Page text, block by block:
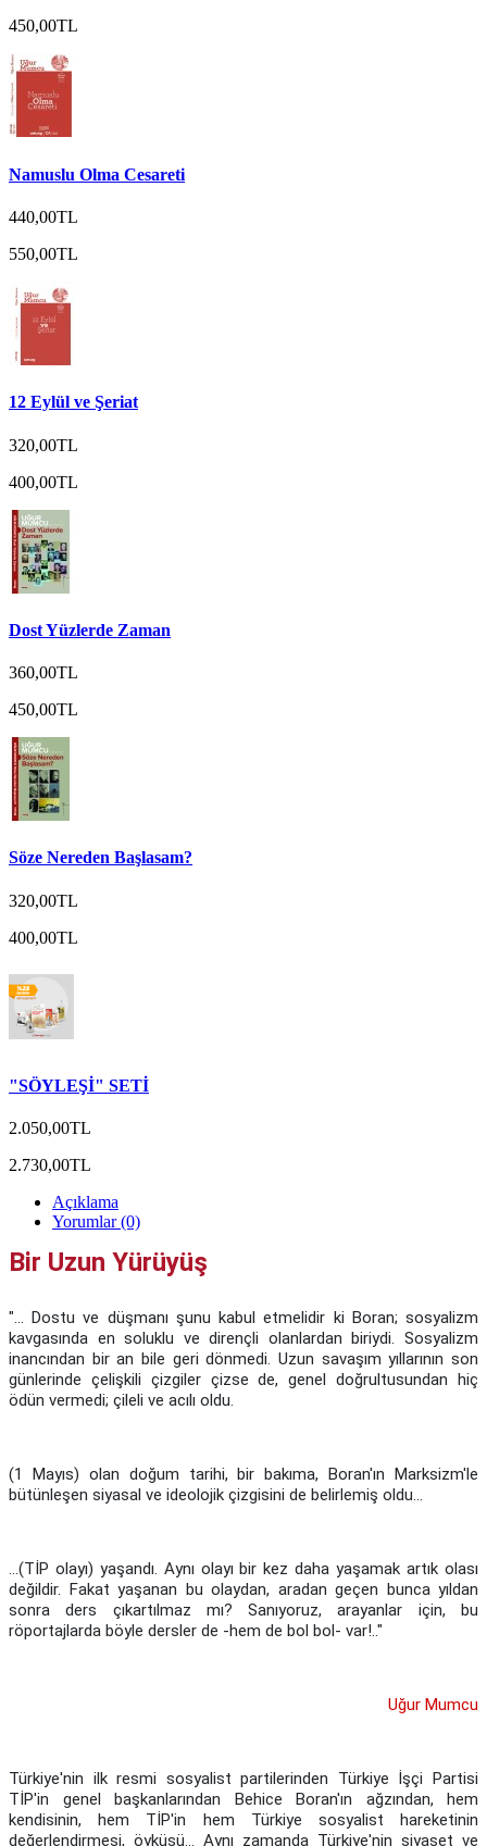
450,00TL
Namuslu Olma Cesareti
440,00TL
550,00TL
12 Eylül ve Şeriat
320,00TL
400,00TL
Dost Yüzlerde Zaman
360,00TL
450,00TL
Söze Nereden Başlasam?
320,00TL
400,00TL
"SÖYLEŞİ" SETİ
2.050,00TL
2.730,00TL
Açıklama
Yorumlar (0)
Bir Uzun Yürüyüş
"... Dostu ve düşmanı şunu kabul etmelidir ki Boran; sosyalizm
kavgasında en soluklu ve dirençli olanlardan biriydi. Sosyalizm
inancından bir an bile geri dönmedi. Uzun savaşım yıllarının son
günlerinde çelişkili çizgiler çizse de, genel doğrultusundan hiç
ödün vermedi; çileli ve acılı oldu.
(1 Mayıs) olan doğum tarihi, bir bakıma, Boran'ın Marksizm'le
bütünleşen siyasal ve ideolojik çizgisini de belirlemiş oldu...
...(TİP olayı) yaşandı. Aynı olayı bir kez daha yaşamak artık olası
değildir. Fakat yaşanan bu olaydan, aradan geçen bunca yıldan
sonra ders çıkartılmaz mı? Sanıyoruz, arayanlar için, bu
röportajlarda böyle dersler de -hem de bol bol- var!.."
Uğur Mumcu
Türkiye'nin ilk resmi sosyalist partilerinden Türkiye İşçi Partisi
TİP'in genel başkanlarından Behice Boran'ın ağzından, hem
kendisinin, hem TİP'in hem Türkiye sosyalist hareketinin
değerlendirmesi, öyküsü... Aynı zamanda Türkiye'nin siyaset ve